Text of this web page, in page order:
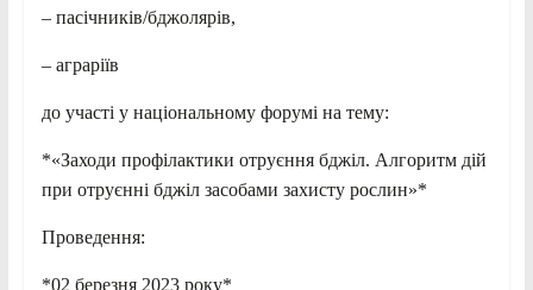
– пасічників/бджолярів,
– аграріїв
до участі у національному форумі на тему:
*«Заходи профілактики отруєння бджіл. Алгоритм дій
при отруєнні бджіл засобами захисту рослин»*
Проведення:
*02 березня 2023 року*